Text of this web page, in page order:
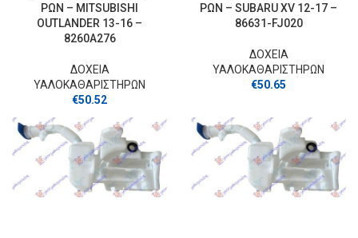
ΡΩΝ – MITSUBISHI
OUTLANDER 13-16 –
8260A276
ΔΟΧΕΙΑ
ΥΑΛΟΚΑΘΑΡΙΣΤΗΡΩΝ
€50.52
ΡΩΝ – SUBARU XV 12-17 –
86631-FJ020
ΔΟΧΕΙΑ
ΥΑΛΟΚΑΘΑΡΙΣΤΗΡΩΝ
€50.65